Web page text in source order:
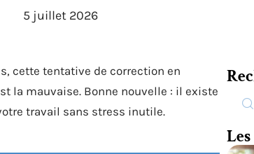
5 juillet 2026
cette tentative de correction en
la mauvaise. Bonne nouvelle : il existe
travail sans stress inutile.